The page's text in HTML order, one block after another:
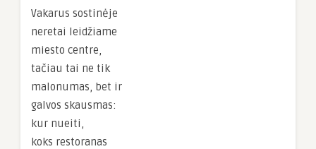
Vakarus sostinėje
neretai leidžiame
miesto centre,
tačiau tai ne tik
malonumas, bet ir
galvos skausmas:
kur nueiti,
koks restoranas